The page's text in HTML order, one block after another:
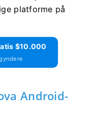
platforme på
$10.000
Android-